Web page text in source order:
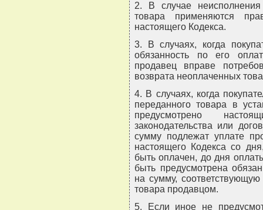
2. В случае
товара применяются
настоящего Кодекса.
3. В случаях, когда
обязанность по его
продавец вправе
возврата неоплаченных
4. В случаях, когда
переданного товара в
предусмотрено
законодательства или
сумму подлежат уплате
настоящего Кодекса со
быть оплачен, до дня
быть предусмотрена
на сумму,
товара продавцом.
5. Если иное не